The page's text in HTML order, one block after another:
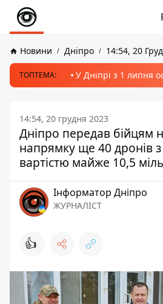
Новини Дніпро 14:54, 20
ТОПТЕМА: У Дніпрі з 1 липня
14:54, 20 грудня 2023
Дніпро передав бійцям
напрямку ще 40 дронів
вартістю майже 10,5
Інформатор Дніпро
ЖУРНАЛІСТ
👍